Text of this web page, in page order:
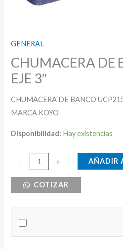
GENERAL
CHUMACERA DE
EJE 3″
CHUMACERA DE BANCO
MARCA KOYO
Disponibilidad: Hay existencias
-
CHUMACERA
BANCO
cantidad
+ AÑADIR
COTIZAR